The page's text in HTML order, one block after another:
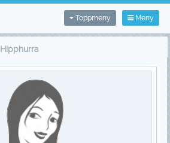
Meny
Toppmeny
Hipphurra